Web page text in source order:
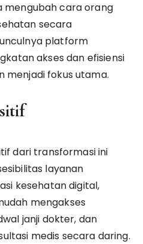
mengubah cara orang
secara
platform
akses dan efisiensi
menjadi fokus utama.
dari transformasi ini
layanan
kesehatan digital,
mengakses
janji dokter, dan
medis secara daring.